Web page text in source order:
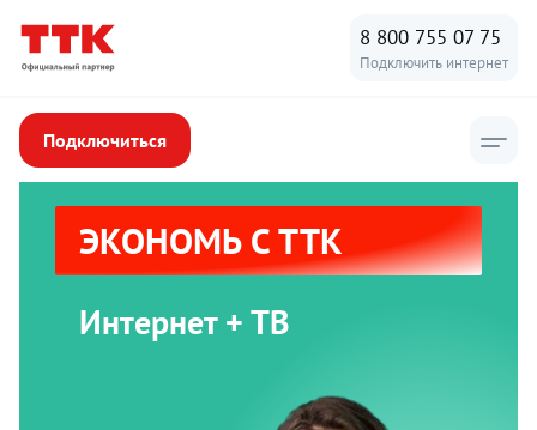
8 800 755 07 75
Подключить интернет
Подключиться
ЭКОНОМЬ С ТТК
Интернет + ТВ